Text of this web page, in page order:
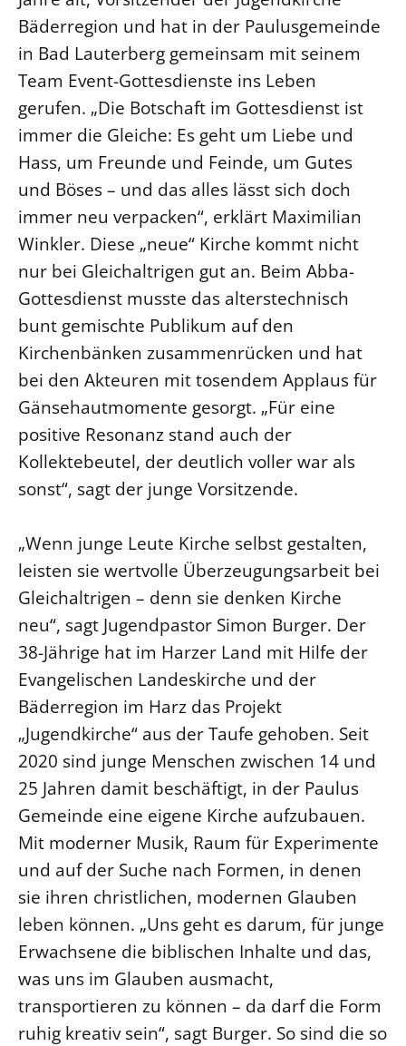
Bäderregion und hat in der Paulusgemeinde
in Bad Lauterberg gemeinsam mit seinem
Team Event-Gottesdienste ins Leben
gerufen. „Die Botschaft im Gottesdienst ist
immer die Gleiche: Es geht um Liebe und
Hass, um Freunde und Feinde, um Gutes
und Böses – und das alles lässt sich doch
immer neu verpacken“, erklärt Maximilian
Winkler. Diese „neue“ Kirche kommt nicht
nur bei Gleichaltrigen gut an. Beim Abba-
Gottesdienst musste das alterstechnisch
bunt gemischte Publikum auf den
Kirchenbänken zusammenrücken und hat
bei den Akteuren mit tosendem Applaus für
Gänsehautmomente gesorgt. „Für eine
positive Resonanz stand auch der
Kollektebeutel, der deutlich voller war als
sonst“, sagt der junge Vorsitzende.
„Wenn junge Leute Kirche selbst gestalten,
leisten sie wertvolle Überzeugungsarbeit bei
Gleichaltrigen – denn sie denken Kirche
neu“, sagt Jugendpastor Simon Burger. Der
38-Jährige hat im Harzer Land mit Hilfe der
Evangelischen Landeskirche und der
Bäderregion im Harz das Projekt
„Jugendkirche“ aus der Taufe gehoben. Seit
2020 sind junge Menschen zwischen 14 und
25 Jahren damit beschäftigt, in der Paulus
Gemeinde eine eigene Kirche aufzubauen.
Mit moderner Musik, Raum für Experimente
und auf der Suche nach Formen, in denen
sie ihren christlichen, modernen Glauben
leben können. „Uns geht es darum, für junge
Erwachsene die biblischen Inhalte und das,
was uns im Glauben ausmacht,
transportieren zu können – da darf die Form
ruhig kreativ sein“, sagt Burger. So sind die so
Älterwerden im Pfarrberuf
Beteiligungsverfahren
Beschwerdestellen
Ephoralbüro
Finanzplanung
Fundraising
IT-Service
Corporate Design
Interventionsplan
Jahresgespräche
Kantine Speiseplan
Kirchliches Amtsblatt
Kirchliche Verwaltung
Klimaschutzgesetz
Kunstreferat
NKVK
Öffentlichkeitsarbeit
Personalausschuss
Projektmanagement
Recht
Terminstundenplaner